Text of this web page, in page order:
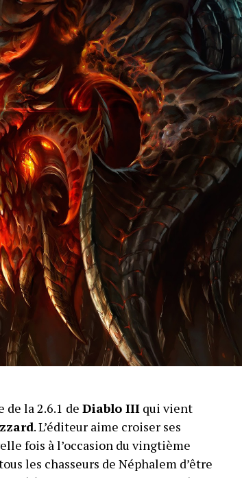
de la 2.6.1 de Diablo III qui vient
. L’éditeur aime croiser ses
fois à l’occasion du vingtième
les chasseurs de Néphalem d’être